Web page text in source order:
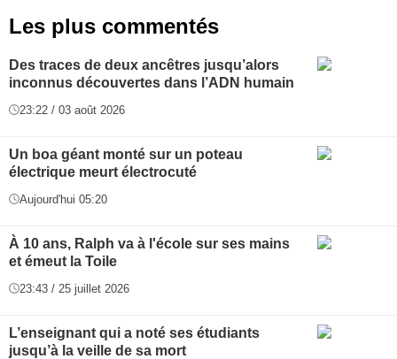
Les plus commentés
Des traces de deux ancêtres jusqu’alors
inconnus découvertes dans l’ADN humain
23:22 / 03 août 2026
Un boa géant monté sur un poteau
électrique meurt électrocuté
Aujourd'hui 05:20
À 10 ans, Ralph va à l'école sur ses mains
et émeut la Toile
23:43 / 25 juillet 2026
L’enseignant qui a noté ses étudiants
jusqu’à la veille de sa mort